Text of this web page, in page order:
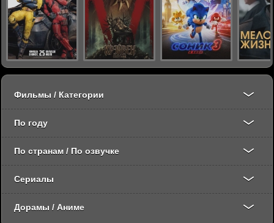
Фильмы / Категории
По году
По странам / По озвучке
Сериалы
Дорамы / Аниме